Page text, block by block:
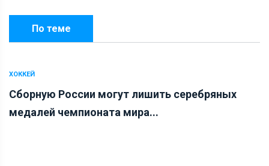
По теме
ХОККЕЙ
Сборную России могут лишить серебряных
медалей чемпионата мира...